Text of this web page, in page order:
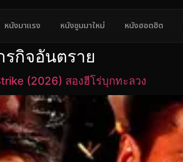
หนังมาแรง หนังซูมมาใหม่ หนังฮอตฮิต
รกิจอันตราย
(2026) สองฮีโร่บุกทะลวง